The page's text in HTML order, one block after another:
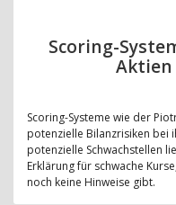
Scoring-
Aktien
Scoring-Systeme wie der
potenzielle Bilanzrisiken bei
potenzielle Schwachstellen
Erklärung für schwache
noch keine Hinweise gibt.